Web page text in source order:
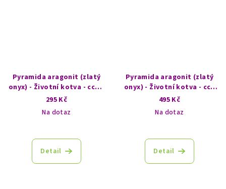
Pyramida aragonit (zlatý
onyx) - Životní kotva - cca 6
cm - Větrná hůrka
295 Kč
Na dotaz
Detail
Pyramida aragonit (zlatý
onyx) - Životní kotva - cca
7,5 cm - Síla země
495 Kč
Na dotaz
Detail